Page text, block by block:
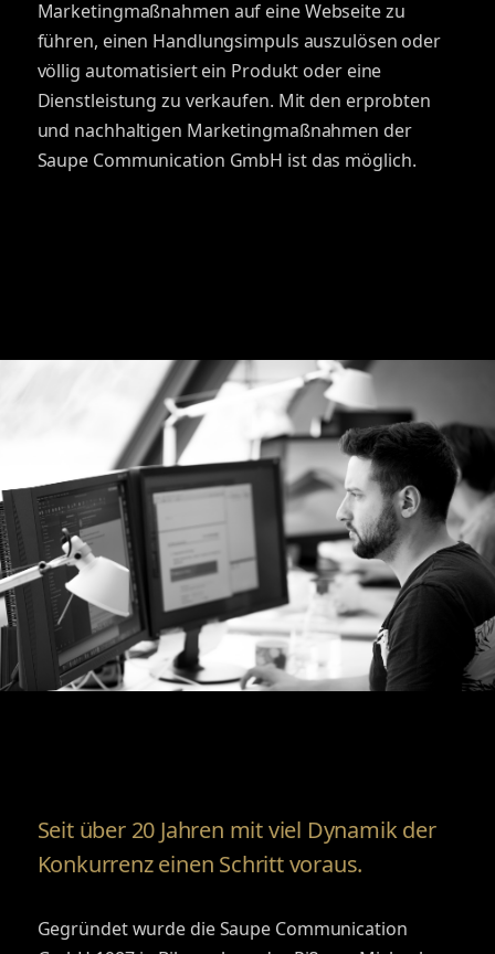
Marketingmaßnahmen auf eine Webseite zu
führen, einen Handlungsimpuls auszulösen oder
völlig automatisiert ein Produkt oder eine
Dienstleistung zu verkaufen. Mit den erprobten
und nachhaltigen Marketingmaßnahmen der
Saupe Communication GmbH ist das möglich.
Seit über 20 Jahren mit viel Dynamik der
Konkurrenz einen Schritt voraus.
Gegründet wurde die Saupe Communication